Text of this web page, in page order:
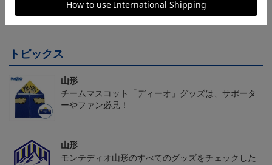
モンテディオ山形 ピカ
チュウ タオルマフラー
26/27オーセンティックユ
ニフォーム半袖（FP1st）
モンテディオ山形 ツン
ベアー タオルマフラー
トピックス
山形
チームマスコット「ディーオ」グッズは、サポータ
ーやファン必見！
山形
モンテディオ山形のすべてのグッズをチェックした